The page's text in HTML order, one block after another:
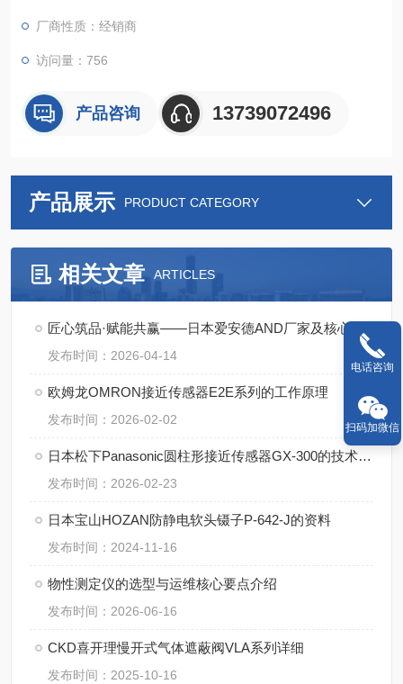
厂商性质：经销商
访问量：756
产品咨询 13739072496
产品展示 PRODUCT CATEGORY
相关文章 ARTICLES
发布时间：2026-04-14
欧姆龙OMRON接近传感器E2E系列的工作原理
发布时间：2026-02-02
日本松下Panasonic圆柱形接近传感器GX-300的技术特点
发布时间：2026-02-23
日本宝山HOZAN防静电软头镊子P-642-J的资料
发布时间：2024-11-16
物性测定仪的选型与运维核心要点介绍
发布时间：2026-06-16
CKD喜开理慢开式气体遮蔽阀VLA系列详细
发布时间：2025-10-16
电话咨询
扫码加微信